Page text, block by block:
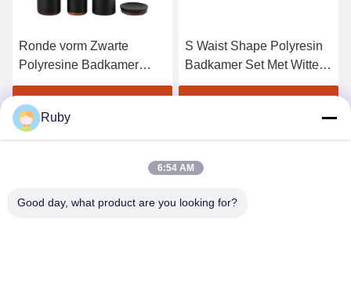
Ronde vorm Zwarte
Polyresine Badkamer
Accessoires Polyresine
Zeep Dispenser Met
Acacia Hout Top
S Waist Shape Polyresin
Badkamer Set Met Witte
Band Witte Zeepbak 14 X
Ruby
6:54 AM
Good day, what product are you looking for?